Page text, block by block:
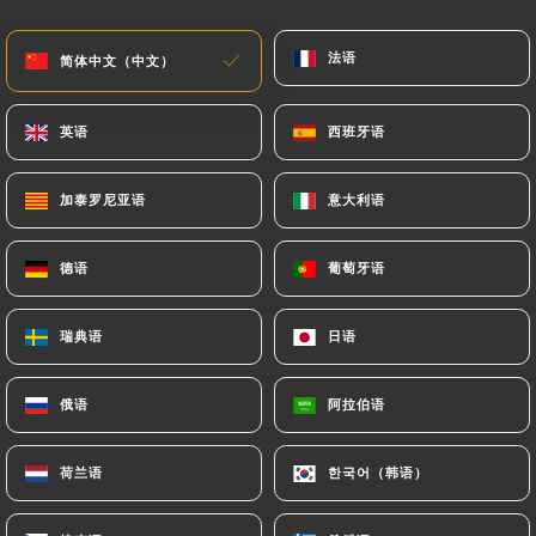
简体中文（中文） 法语
英语 西班牙语
加泰罗尼亚语 意大利语
德语 葡萄牙语
瑞典语 日语
俄语 阿拉伯语
荷兰语 한국어（韩语）
/
联系人
Mikuriya japanese
简体中文（中文） 法语
英语 西班牙语
加泰罗尼亚语 意大利语
德语 葡萄牙语
瑞典语 日语
俄语 阿拉伯语
荷兰语 한국어（韩语）